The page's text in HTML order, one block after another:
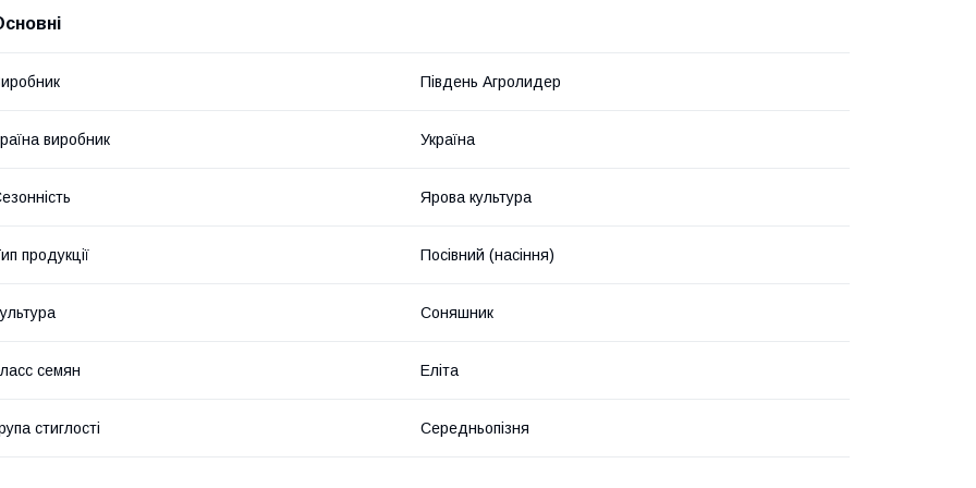
Південь Агролидер
виробник Україна
Ярова культура
продукції Посівний (насіння)
Соняшник
семян Еліта
стиглості Середньопізня